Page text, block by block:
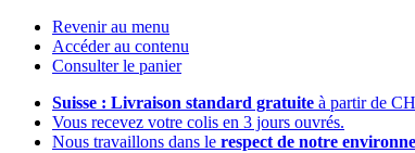
Revenir au menu
Accéder au contenu
Consulter le panier
Suisse : Livraison standard gratuite à partir de
Vous recevez votre colis en 3 jours ouvrés.
Nous travaillons dans le respect de notre